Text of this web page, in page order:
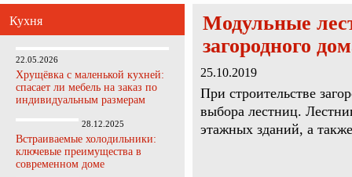
Кухня
22.05.2026
Хрущёвка с маленькой кухней:
спасает ли мебель на заказ по
индивидуальным размерам
28.12.2025
Встраиваемые холодильники:
ключевые преимущества в
современном доме
Модульные
загородного
25.10.2019
При строительстве
выбора лестниц.
этажных зданий, а